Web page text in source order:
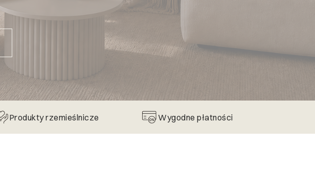
Produkty rzemieślnicze Wygodne płatności